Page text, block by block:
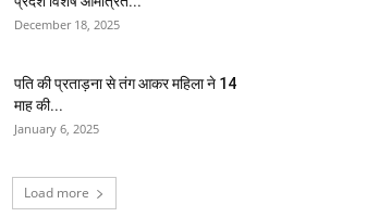
December 18, 2025
पति की प्रताड़ना से तंग आकर महिला ने 14
माह की...
January 6, 2025
Load more